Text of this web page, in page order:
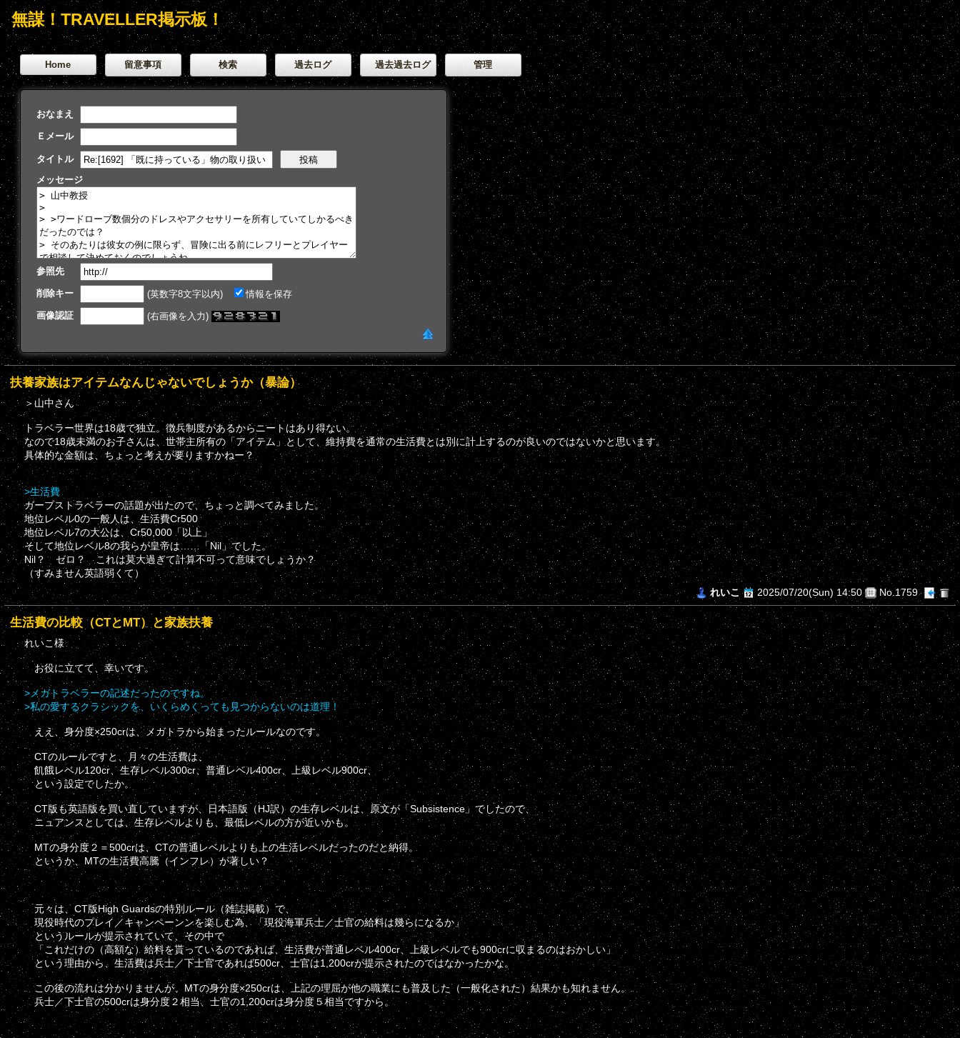
無謀！TRAVELLER掲示板！
Home 留意事項 検索 過去ログ 過去過去ログ 管理
おなまえ
Ｅメール
タイトル
メッセージ
参照先
削除キー (英数字8文字以内)
情報を保存
画像認証
(右画像を入力)
扶養家族はアイテムなんじゃないでしょうか（暴論）
＞山中さん
トラベラー世界は18歳で独立。徴兵制度があるからニートはあり得ない。
なので18歳未満のお子さんは、世帯主所有の「アイテム」として、維持費を通常の生活費とは別に計上するのが良いのではないかと思います。
具体的な金額は、ちょっと考えが要りますかねー？
>生活費
ガープストラベラーの話題が出たので、ちょっと調べてみました。
地位レベル0の一般人は、生活費Cr500
地位レベル7の大公は、Cr50,000「以上」
そして地位レベル8の我らが皇帝は……「Nil」でした。
Nil？ ゼロ？ これは莫大過ぎて計算不可って意味でしょうか？
（すみません英語弱くて）
れいこ
2025/07/20(Sun) 14:50 No.1759
生活費の比較（CTとMT）と家族扶養
れいこ様
お役に立てて、幸いです。
>メガトラベラーの記述だったのですね。
>私の愛するクラシックを、いくらめくっても見つからないのは道理！
ええ、身分度×250crは、メガトラから始まったルールなのです。
CTのルールですと、月々の生活費は、
飢餓レベル120cr、生存レベル300cr、普通レベル400cr、上級レベル900cr、
という設定でしたか。
CT版も英語版を買い直していますが、日本語版（HJ訳）の生存レベルは、原文が「Subsistence」でしたので、
ニュアンスとしては、生存レベルよりも、最低レベルの方が近いかも。
MTの身分度２＝500crは、CTの普通レベルよりも上の生活レベルだったのだと納得。
というか、MTの生活費高騰（インフレ）が著しい？
元々は、CT版High Guardsの特別ルール（雑誌掲載）で、
現役時代のプレイ／キャンペーンンを楽しむ為、「現役海軍兵士／士官の給料は幾らになるか」
というルールが提示されていて、その中で
「これだけの（高額な）給料を貰っているのであれば、生活費が普通レベル400cr、上級レベルでも900crに収まるのはおかしい」
という理由から、生活費は兵士／下士官であれば500cr、士官は1,200crが提示されたのではなかったかな。
この後の流れは分かりませんが、MTの身分度×250crは、上記の理屈が他の職業にも普及した（一般化された）結果かも知れません。
兵士／下士官の500crは身分度２相当、士官の1,200crは身分度５相当ですから。